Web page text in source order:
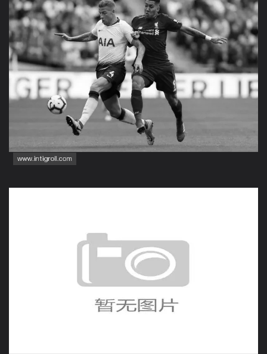
加拿大淘汰赛资格确认：B
组收官后排名第二
姆巴佩双响带法国晋级，
法国队世界杯锋线火力有
多强